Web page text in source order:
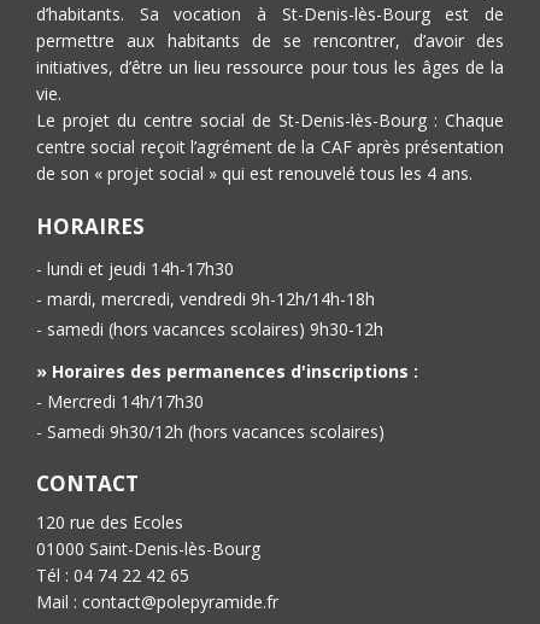
d’habitants. Sa vocation à St-Denis-lès-Bourg est de
permettre aux habitants de se rencontrer, d’avoir des
initiatives, d’être un lieu ressource pour tous les âges de la
vie.
Le projet du centre social de St-Denis-lès-Bourg : Chaque
centre social reçoit l’agrément de la CAF après présentation
de son « projet social » qui est renouvelé tous les 4 ans.
HORAIRES
- lundi et jeudi 14h-17h30
- mardi, mercredi, vendredi 9h-12h/14h-18h
- samedi (hors vacances scolaires) 9h30-12h
» Horaires des permanences d'inscriptions :
- Mercredi 14h/17h30
- Samedi 9h30/12h (hors vacances scolaires)
CONTACT
120 rue des Ecoles
01000 Saint-Denis-lès-Bourg
Tél : 04 74 22 42 65
Mail : contact@polepyramide.fr